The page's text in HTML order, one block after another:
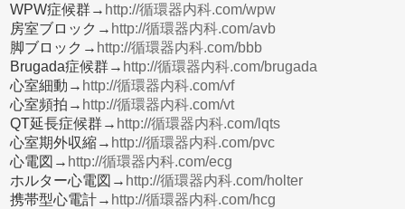
WPW症候群→ http://循環器内科.com/wpw
房室ブロック→ http://循環器内科.com/avb
脚ブロック→ http://循環器内科.com/bbb
Brugada症候群→ http://循環器内科.com/brugada
心室細動→ http://循環器内科.com/vf
心室頻拍→ http://循環器内科.com/vt
QT延長症候群→ http://循環器内科.com/lqts
心室期外収縮→ http://循環器内科.com/pvc
心電図→ http://循環器内科.com/ecg
ホルター心電図→ http://循環器内科.com/holter
携帯型心電計→ http://循環器内科.com/hcg